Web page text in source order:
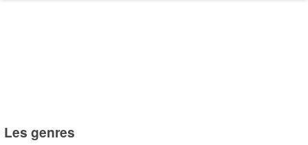
Les genres